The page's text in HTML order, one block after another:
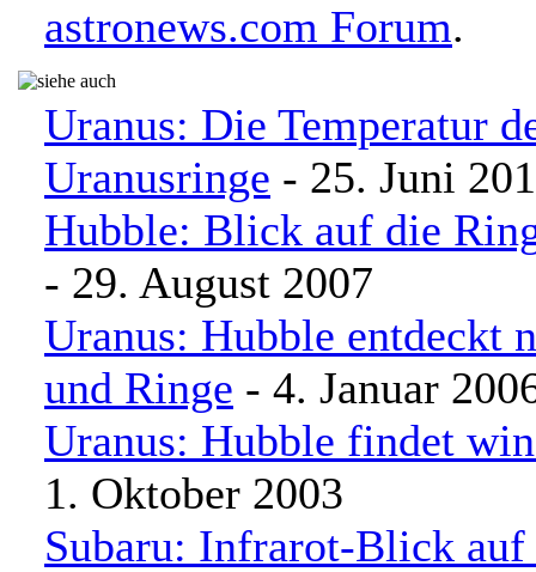
astronews.com Forum.
Uranus: Die Temperatur
Uranusringe - 25. Juni
Hubble: Blick auf die
- 29. August 2007
Uranus: Hubble entdeckt
und Ringe - 4. Januar
Uranus: Hubble findet
1. Oktober 2003
Subaru: Infrarot-Blick auf